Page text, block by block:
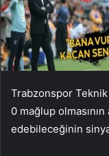
Trabzonspor Teknik
0 mağlup olmasının
edebileceğinin